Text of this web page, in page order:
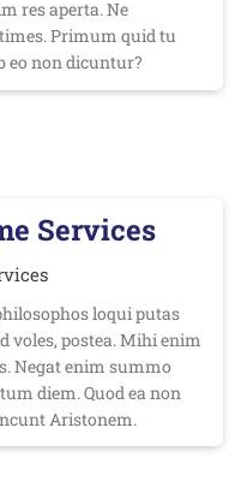
res aperta. Ne
Primum quid tu
eo non dicuntur?
Services
loqui putas
voles, postea. Mihi enim
Negat enim summo
diem. Quod ea non
Aristonem.